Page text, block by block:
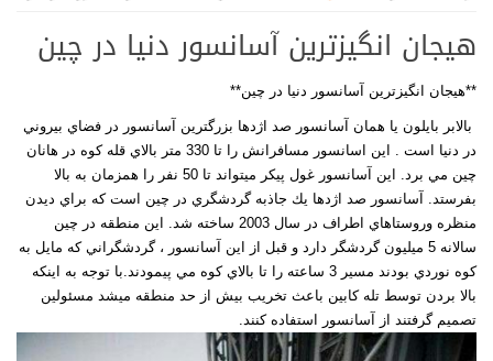
هیجان انگیزترين آسانسور دنيا در چين
**هیجان انگیزترين آسانسور دنيا در چين**
بالابر بايلون يا همان آسانسور صد اژدها بزرگترين آسانسور در فضاي بيروني
در دنيا است . اين اسانسور مسافرانش را تا 330 متر بالاي قله كوه در هانان
چين مي برد. اين آسانسور غول پيكر ميتواند تا 50 نفر را همزمان به بالا
بفرستد. آسانسور صد اژدها يك جاذبه گردشگري در چين است كه براي ديدن
منظره وروستاهاي اطراف در سال 2003 ساخته شد. اين منطقه در چين
سالانه 5 ميليون گردشگر دارد و قبل از اين آسانسور ، گردشگراني كه مايل به
كوه نوردي بودند مسير 3 ساعته را تا بالاي كوه مي پيمودند.با توجه به اينكه
بالا بردن توسط تله كابين باعث تخريب بيش از حد منطقه ميشد مسئولين
تصميم گرفتند از آسانسور استفاده كنند.